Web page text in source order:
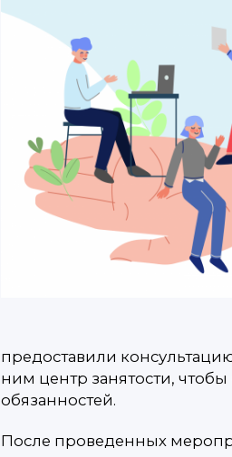
предоставили
ним центр занятости,
обязанностей.
После проведенных